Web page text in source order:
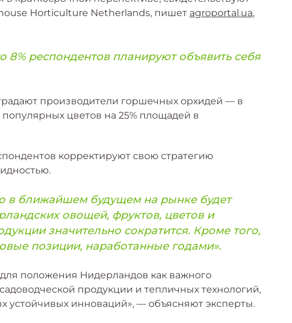
Horticulture Netherlands, пишет agroportal.ua,
8% респондентов планируют объявить себя
производители горшечных орхидей — в
цветов на 25% площадей в
корректируют свою стратегию
в ближайшем будущем на рынке будет
овощей, фруктов, цветов и
значительно сократится. Кроме того,
позиции, наработанные годами».
положения Нидерландов как важного
продукции и тепличных технологий,
устойчивых инноваций», — объясняют эксперты.